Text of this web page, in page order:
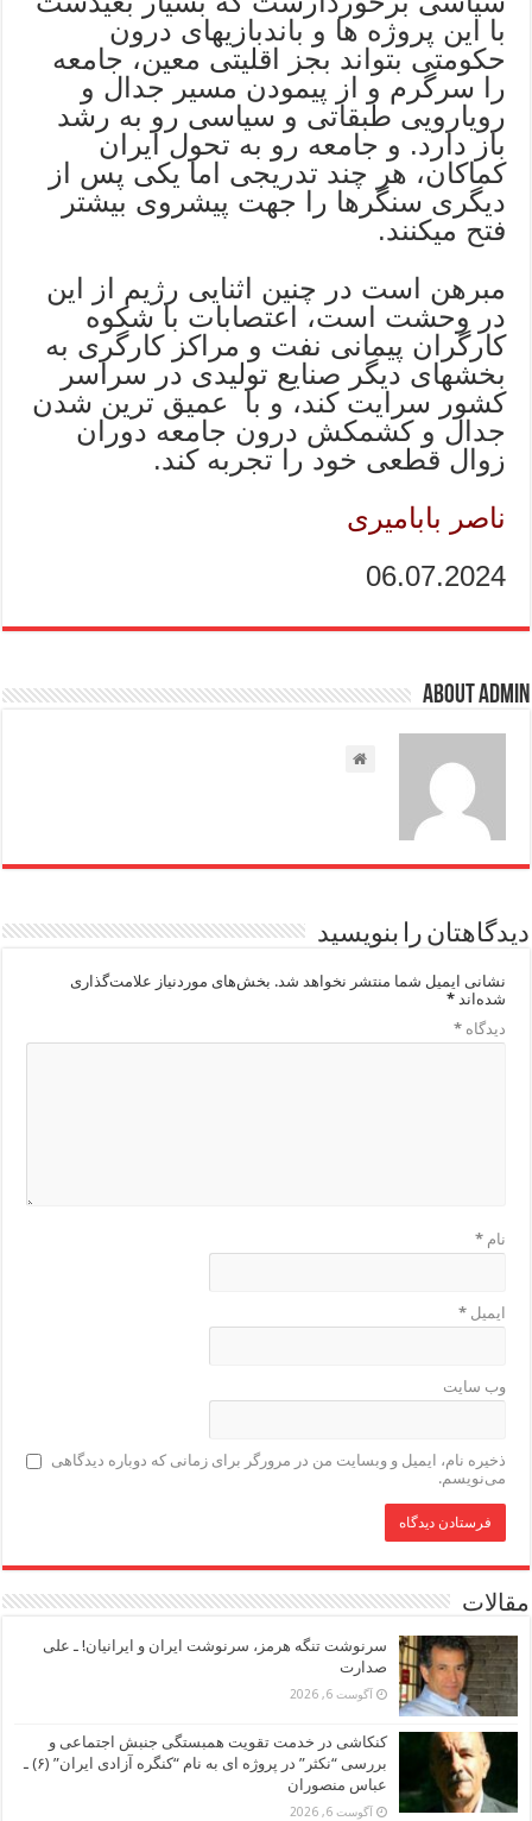
با این پروژه ها و باندبازیهای درون
حکومتی بتواند بجز اقلیتی معین، جامعه
را سرگرم و از پیمودن مسیر جدال و
رویارویی طبقاتی و سیاسی رو به رشد
باز دارد. و جامعه رو به تحول ایران
کماکان، هر چند تدریجی اما یکی پس از
دیگری سنگرها را جهت پیشروی بیشتر
فتح میکنند.
مبرهن است در چنین اثنایی رژیم از این
در وحشت است، اعتصابات با شکوه
کارگران پیمانی نفت و مراکز کارگری به
بخشهای دیگر صنایع تولیدی در سراسر
کشور سرایت کند، و با عمیق ترین شدن
جدال و کشمکش درون جامعه دوران
زوال قطعی خود را تجربه کند.
ناصر بابامیری
06.07.2024
About admin
دیدگاهتان را بنویسید
نشانی ایمیل شما منتشر نخواهد شد. بخش‌های موردنیاز علامت‌گذاری
شده‌اند*
دیدگاه*
نام*
ایمیل*
وب‌ سایت
ذخیره نام، ایمیل و وبسایت من در مرورگر برای زمانی که دوباره دیدگاهی
می‌نویسم.
مقالات
سرنوشت تنگه هرمز، سرنوشت ایران و ایرانیان! ـ علی
صدارت
آگوست 6, 2026
کنکاشی در خدمت تقویت همبستگی جنبش اجتماعی و
بررسی “نکثر” در پروژه ای به نام “کنگره آزادی ایران” (۶) ـ
عباس منصوران
آگوست 6, 2026